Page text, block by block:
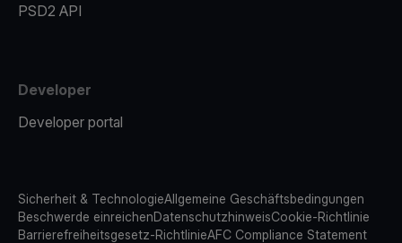
PSD2 API
Developer
Developer portal
Sicherheit & TechnologieAllgemeine Geschäftsbedingungen
Beschwerde einreichenDatenschutzhinweisCookie-Richtlinie
Barrierefreiheitsgesetz-RichtlinieAFC Compliance Statement